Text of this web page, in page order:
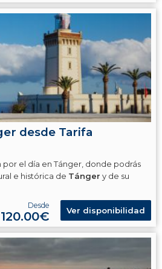
desde Tarifa
por el día en Tánger, donde podrás
e histórica de Tánger y de su
Desde
120.00€ Ver disponibilidad